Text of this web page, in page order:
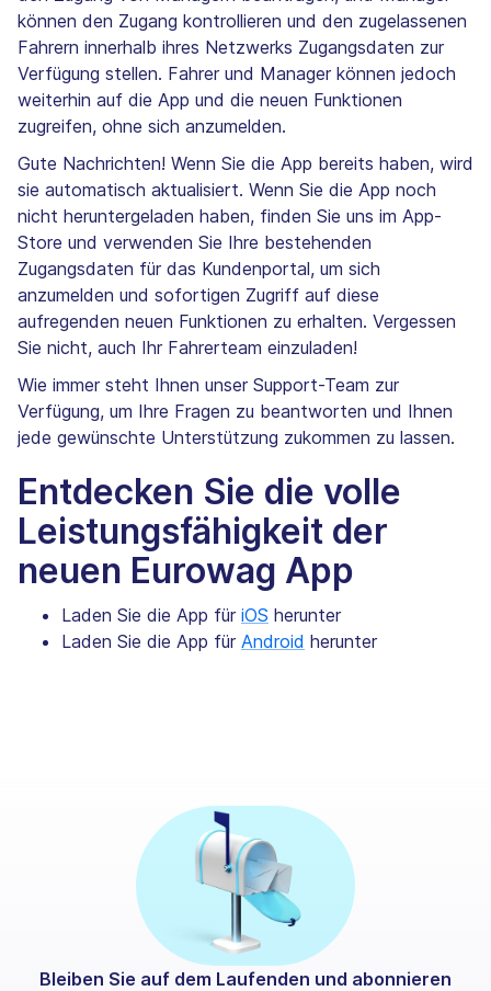
können den Zugang kontrollieren und den zugelassenen
Fahrern innerhalb ihres Netzwerks Zugangsdaten zur
Verfügung stellen. Fahrer und Manager können jedoch
weiterhin auf die App und die neuen Funktionen
zugreifen, ohne sich anzumelden.
Gute Nachrichten! Wenn Sie die App bereits haben, wird
sie automatisch aktualisiert. Wenn Sie die App noch
nicht heruntergeladen haben, finden Sie uns im App-
Store und verwenden Sie Ihre bestehenden
Zugangsdaten für das Kundenportal, um sich
anzumelden und sofortigen Zugriff auf diese
aufregenden neuen Funktionen zu erhalten. Vergessen
Sie nicht, auch Ihr Fahrerteam einzuladen!
Wie immer steht Ihnen unser Support-Team zur
Verfügung, um Ihre Fragen zu beantworten und Ihnen
jede gewünschte Unterstützung zukommen zu lassen.
Entdecken Sie die volle
Leistungsfähigkeit der
neuen Eurowag App
Laden Sie die App für iOS herunter
Laden Sie die App für Android herunter
Bleiben Sie auf dem Laufenden und abonnieren